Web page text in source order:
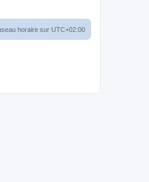
horaire sur UTC+02:00